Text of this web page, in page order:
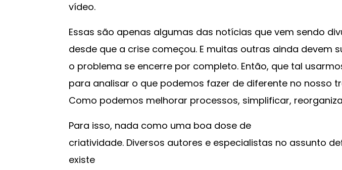
vídeo.
Essas são apenas algumas das notícias que vem sendo
desde que a crise começou. E muitas outras ainda devem
o problema se encerre por completo. Então, que tal
para analisar o que podemos fazer de diferente no nosso
Como podemos melhorar processos, simplificar,
Para isso, nada como uma boa dose de
criatividade. Diversos autores e especialistas no assunto
existe